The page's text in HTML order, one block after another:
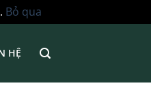
Bỏ qua
HỆ